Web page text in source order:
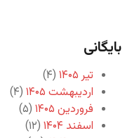
بایگانی
تیر ۱۴۰۵
(۴)
اردیبهشت ۱۴۰۵
(۴)
فروردین ۱۴۰۵
(۵)
اسفند ۱۴۰۴
(۱۲)